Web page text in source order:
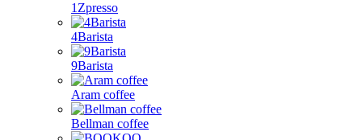
1Zpresso
4Barista
9Barista
Aram coffee
Bellman coffee